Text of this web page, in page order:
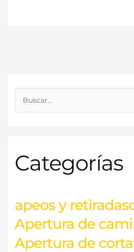
a
r
Categorías
apeos y
Apertura de
Apertura de